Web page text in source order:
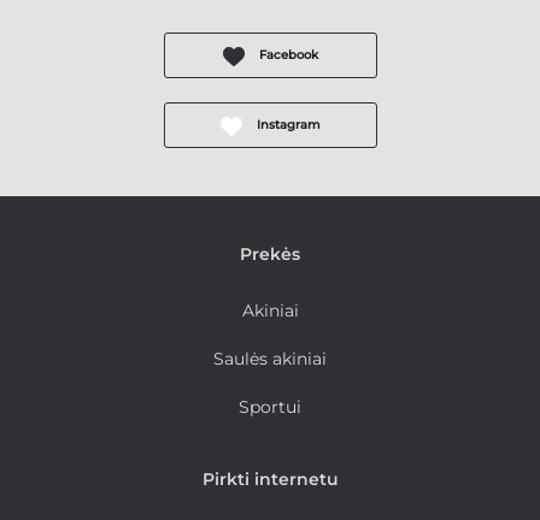
Facebook
Instagram
Prekės
Akiniai
Saulės akiniai
Sportui
Pirkti internetu